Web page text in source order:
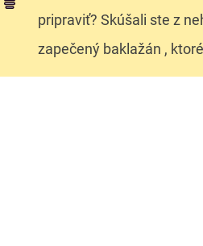
pripraviť? Skúšali ste z
zapečený baklažán ,